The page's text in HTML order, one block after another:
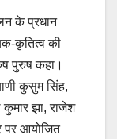
के प्रधान
कृतित्व की
पुरुष कहा।
कुसुम सिंह,
कुमार झा, राजेश
पर आयोजित